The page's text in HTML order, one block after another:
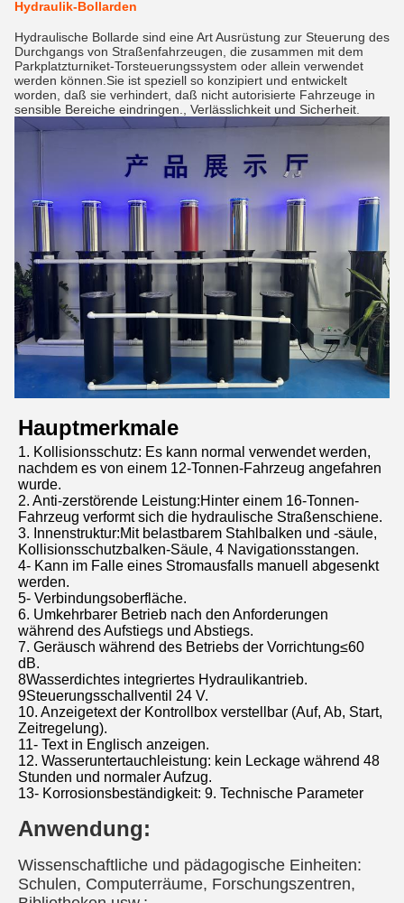
Hydraulik-Bollarden
Hydraulische Bollarde sind eine Art Ausrüstung zur Steuerung des
Durchgangs von Straßenfahrzeugen, die zusammen mit dem
Parkplatzturniket-Torsteuerungssystem oder allein verwendet
werden können.Sie ist speziell so konzipiert und entwickelt
worden, daß sie verhindert, daß nicht autorisierte Fahrzeuge in
sensible Bereiche eindringen., Verlässlichkeit und Sicherheit.
Hauptmerkmale
1. Kollisionsschutz: Es kann normal verwendet werden,
nachdem es von einem 12-Tonnen-Fahrzeug angefahren
wurde.
2. Anti-zerstörende Leistung:Hinter einem 16-Tonnen-
Fahrzeug verformt sich die hydraulische Straßenschiene.
3. Innenstruktur:Mit belastbarem Stahlbalken und -säule,
Kollisionsschutzbalken-Säule, 4 Navigationsstangen.
4- Kann im Falle eines Stromausfalls manuell abgesenkt
werden.
5- Verbindungsoberfläche.
6. Umkehrbarer Betrieb nach den Anforderungen
während des Aufstiegs und Abstiegs.
7. Geräusch während des Betriebs der Vorrichtung≤60
dB.
8Wasserdichtes integriertes Hydraulikantrieb.
9Steuerungsschallventil 24 V.
10. Anzeigetext der Kontrollbox verstellbar (Auf, Ab, Start,
Zeitregelung).
11- Text in Englisch anzeigen.
12. Wasseruntertauchleistung: kein Leckage während 48
Stunden und normaler Aufzug.
13- Korrosionsbeständigkeit: 9. Technische Parameter
Anwendung:
Wissenschaftliche und pädagogische Einheiten:
Schulen, Computerräume, Forschungszentren,